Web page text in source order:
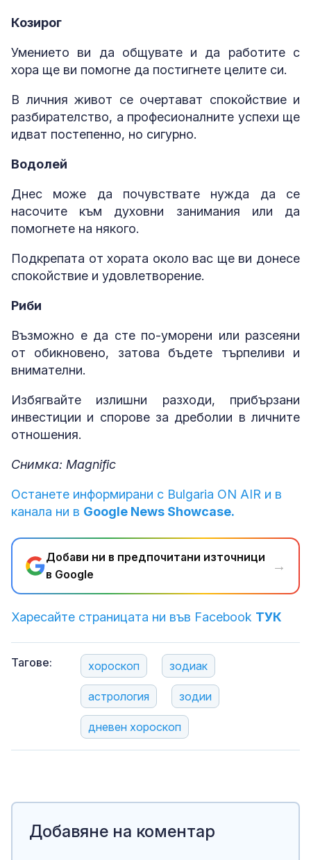
Козирог
Умението ви да общувате и да работите с
хора ще ви помогне да постигнете целите си.
В личния живот се очертават спокойствие и
разбирателство, а професионалните успехи ще
идват постепенно, но сигурно.
Водолей
Днес може да почувствате нужда да се
насочите към духовни занимания или да
помогнете на някого.
Подкрепата от хората около вас ще ви донесе
спокойствие и удовлетворение.
Риби
Възможно е да сте по-уморени или разсеяни
от обикновено, затова бъдете търпеливи и
внимателни.
Избягвайте излишни разходи, прибързани
инвестиции и спорове за дреболии в личните
отношения.
Снимка: Magnific
Останете информирани с Bulgaria ON AIR и в
канала ни в Google News Showcase.
Добави ни в предпочитани източници
в Google
→
Харесайте страницата ни във Facebook ТУК
Тагове: хороскоп зодиак
астрология зодии
дневен хороскоп
Добавяне на коментар